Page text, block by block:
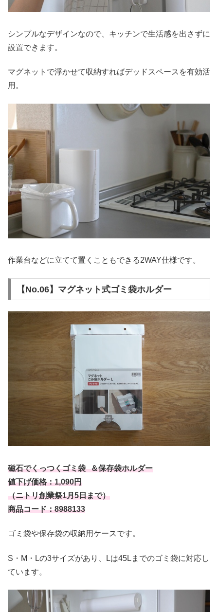
シンプルなデザインなので、キッチンで生活感を出さずに
設置できます。
マグネットで浮かせて収納すればデッドスペースを有効活
用。
作業台などに立てて置くこともできる2WAY仕様です。
【No.06】マグネット式ゴミ袋ホルダー
磁石でくっつくゴミ袋 ＆保存袋ホルダー
値下げ価格：1,090円
（ニトリ創業祭1月5日まで）
商品コード：8988133
ゴミ袋や保存袋の収納用ケースです。
S・M・Lの3サイズがあり、Lは45Lまでのゴミ袋に対応し
ています。